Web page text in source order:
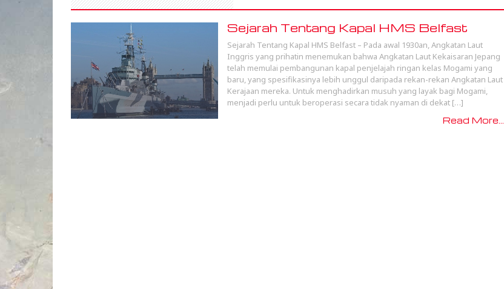
Sejarah Tentang Kapal HMS Belfast
Sejarah Tentang Kapal HMS Belfast – Pada awal 1930an, Angkatan Laut
Inggris yang prihatin menemukan bahwa Angkatan Laut Kekaisaran Jepang
telah memulai pembangunan kapal penjelajah ringan kelas Mogami yang
baru, yang spesifikasinya lebih unggul daripada rekan-rekan Angkatan Laut
Kerajaan mereka. Untuk menghadirkan musuh yang layak bagi Mogami,
menjadi perlu untuk beroperasi secara tidak nyaman di dekat […]
Read More...